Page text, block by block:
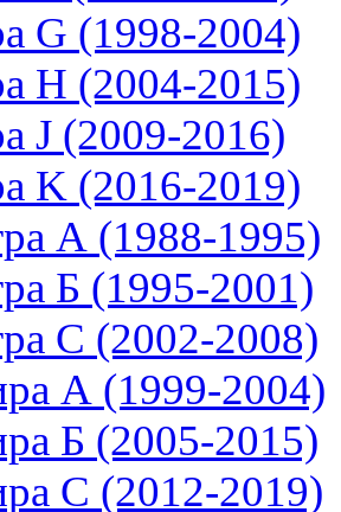
G (1998-2004)
H (2004-2015)
J (2009-2016)
K (2016-2019)
А (1988-1995)
Б (1995-2001)
С (2002-2008)
А (1999-2004)
Б (2005-2015)
С (2012-2019)